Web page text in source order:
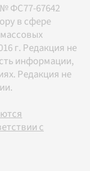
ФС77-67642
в сфере
г. Редакция не
информации,
Редакция не
с